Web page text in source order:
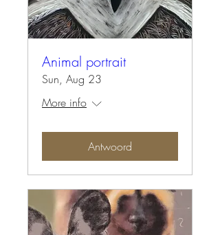
Animal portrait
Sun, Aug 23
More info
Antwoord